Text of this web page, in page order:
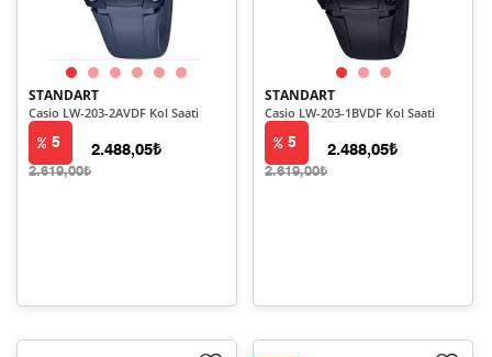
STANDART
Casio LW-203-2AVDF Kol Saati
5
2.619,00₺
2.488,05₺
STANDART
Casio LW-203-1BVDF Kol Saati
5
2.619,00₺
2.488,05₺